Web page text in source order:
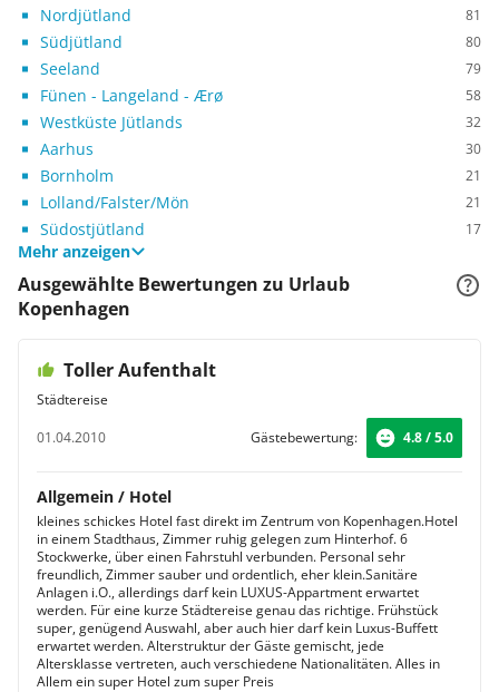
Nordjütland 81
Südjütland 80
Seeland 79
Fünen - Langeland - Ærø 58
Westküste Jütlands 32
Aarhus 30
Bornholm 21
Lolland/Falster/Mön 21
Südostjütland 17
Mehr anzeigen
Ausgewählte Bewertungen zu Urlaub
Kopenhagen
Toller Aufenthalt
Städtereise
01.04.2010
Gästebewertung: 4.8 / 5.0
Allgemein / Hotel
kleines schickes Hotel fast direkt im Zentrum von Kopenhagen.Hotel
in einem Stadthaus, Zimmer ruhig gelegen zum Hinterhof. 6
Stockwerke, über einen Fahrstuhl verbunden. Personal sehr
freundlich, Zimmer sauber und ordentlich, eher klein.Sanitäre
Anlagen i.O., allerdings darf kein LUXUS-Appartment erwartet
werden. Für eine kurze Städtereise genau das richtige. Frühstück
super, genügend Auswahl, aber auch hier darf kein Luxus-Buffett
erwartet werden. Alterstruktur der Gäste gemischt, jede
Altersklasse vertreten, auch verschiedene Nationalitäten. Alles in
Allem ein super Hotel zum super Preis